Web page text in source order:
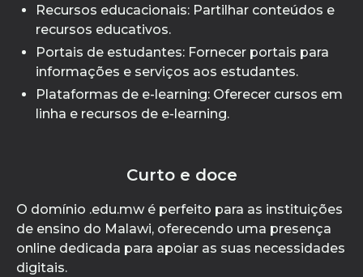
Recursos educacionais: Partilhar conteúdos e
recursos educativos.
Portais de estudantes: Fornecer portais para
informações e serviços aos estudantes.
Plataformas de e-learning: Oferecer cursos em
linha e recursos de e-learning.
Curto e doce
O domínio .edu.mw é perfeito para as instituições
de ensino do Malawi, oferecendo uma presença
online dedicada para apoiar as suas necessidades
digitais.